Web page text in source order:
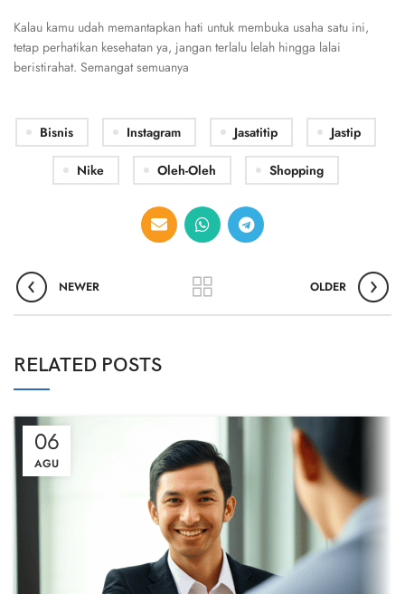
Kalau kamu udah memantapkan hati untuk membuka usaha satu ini,
tetap perhatikan kesehatan ya, jangan terlalu lelah hingga lalai
beristirahat. Semangat semuanya
Bisnis Instagram Jasatitip Jastip
Nike Oleh-Oleh Shopping
NEWER OLDER
RELATED POSTS
06
AGU